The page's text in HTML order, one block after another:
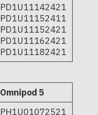
PD1U11142421
PD1U11152411
PD1U11152421
PD1U11162421
PD1U11182421
Omnipod 5
PH1U01072521